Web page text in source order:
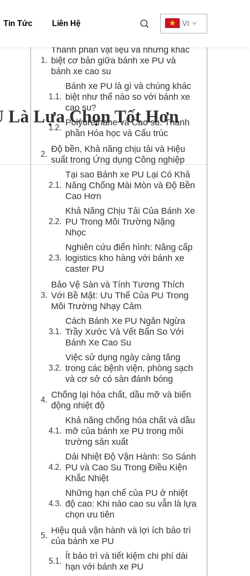
Tin Tức Liên Hệ VI
Là Lựa Chọn Tốt Hơn
Mục lục
Thành phần vật liệu và những khác
biệt cơ bản giữa bánh xe PU và
bánh xe cao su
Bánh xe PU là gì và chúng khác
biệt như thế nào so với bánh xe
cao su?
Polyurethane và Cao su: Thành
phần Hóa học và Cấu trúc
Độ bền, Khả năng chịu tải và Hiệu
suất trong Ứng dụng Công nghiệp
Tại sao Bánh xe PU Lại Có Khả
Năng Chống Mài Mòn và Độ Bền
Cao Hơn
Khả Năng Chịu Tải Của Bánh Xe
PU Trong Môi Trường Nặng
Nhọc
Nghiên cứu điển hình: Nâng cấp
logistics kho hàng với bánh xe
caster PU
Bảo Vệ Sàn và Tính Tương Thích
Với Bề Mặt: Ưu Thế Của PU Trong
Môi Trường Nhạy Cảm
Cách Bánh Xe PU Ngăn Ngừa
Trầy Xước Và Vết Bẩn So Với
Bánh Xe Cao Su
Việc sử dụng ngày càng tăng
trong các bệnh viện, phòng sạch
và cơ sở có sàn đánh bóng
Chống lại hóa chất, dầu mỡ và biến
động nhiệt độ
Khả năng chống hóa chất và dầu
mỡ của bánh xe PU trong môi
trường sản xuất
Dải Nhiệt Độ Vận Hành: So Sánh
PU và Cao Su Trong Điều Kiện
Khắc Nhiệt
Những hạn chế của PU ở nhiệt
độ cao: Khi nào cao su vẫn là lựa
chọn ưu tiên
Hiệu quả vận hành và lợi ích bảo trì
của bánh xe PU
Ít bảo trì và tiết kiệm chi phí dài
hạn với bánh xe PU